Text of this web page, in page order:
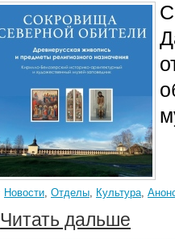
Новости, Отделы, Культура,
Читать дальше